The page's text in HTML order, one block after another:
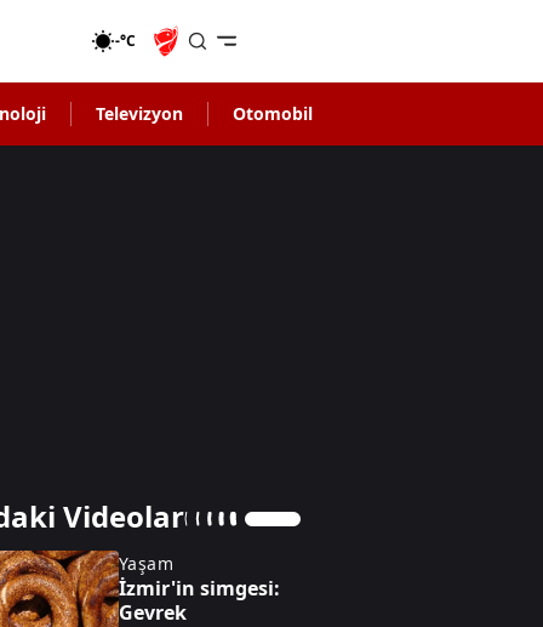
-°C
Televizyon Otomobil
Videolar
Yaşam
İzmir'in simgesi:
Gevrek